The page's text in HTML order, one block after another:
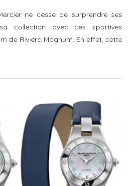
ne cesse de surprendre ses
collection avec ces sportives
de Riviera Magnum. En effet, cette